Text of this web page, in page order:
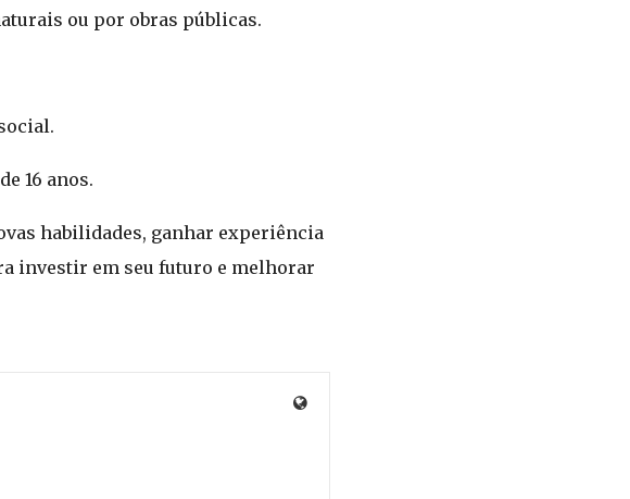
ou por obras públicas.
16 anos.
habilidades, ganhar experiência
investir em seu futuro e melhorar